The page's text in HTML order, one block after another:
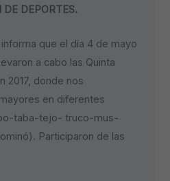
DE DEPORTES.
que el día 4 de mayo
a cabo las Quinta
2017, donde nos
en diferentes
taba-tejo- truco-mus-
Participaron de las